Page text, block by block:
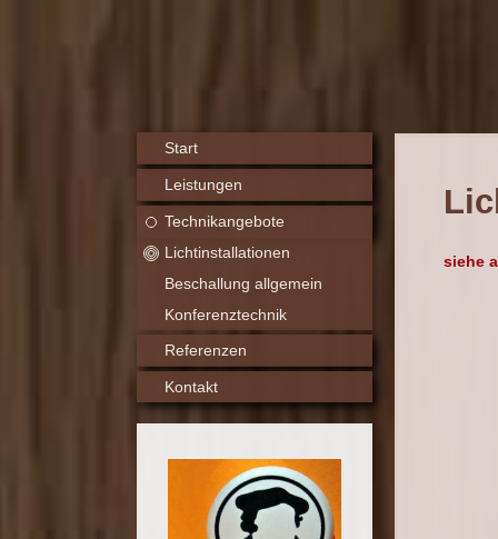
Start
Leistungen
Technikangebote
Lichtinstallationen
Beschallung allgemein
Konferenztechnik
Referenzen
Kontakt
siehe